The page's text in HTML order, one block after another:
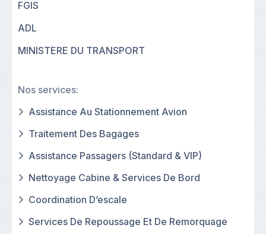
FGIS
ADL
MINISTERE DU TRANSPORT
Nos services:
Assistance Au Stationnement Avion
Traitement Des Bagages
Assistance Passagers (standard & VIP)
Nettoyage Cabine & Services De Bord
Coordination D’escale
Services De Repoussage Et De Remorquage